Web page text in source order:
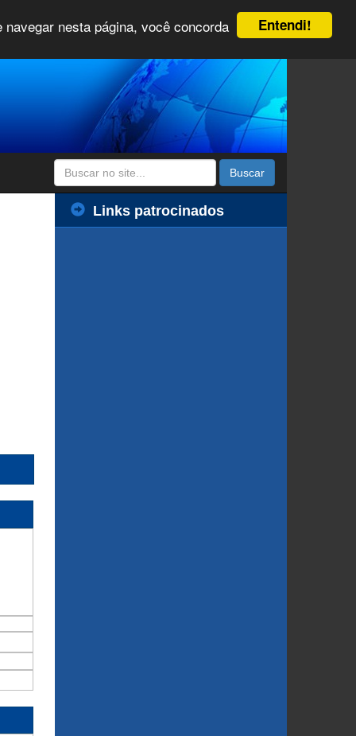
Entendi!
nesta página, você concorda
Buscar
Links patrocinados